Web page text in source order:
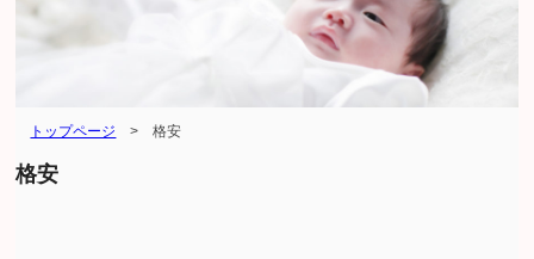
トップページ > 格安
格安